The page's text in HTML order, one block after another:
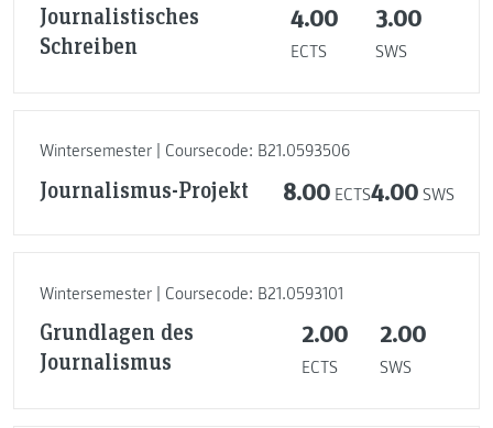
Journalistisches
Schreiben
4.00
ECTS
3.00
SWS
Wintersemester | Coursecode: B21.0593506
Journalismus-Projekt 8.00 ECTS4.00 SWS
Wintersemester | Coursecode: B21.0593101
Grundlagen des
Journalismus
2.00
ECTS
2.00
SWS